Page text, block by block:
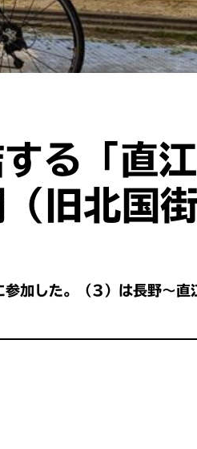
る「直江
旧北国街
加した。（3）は長野〜直